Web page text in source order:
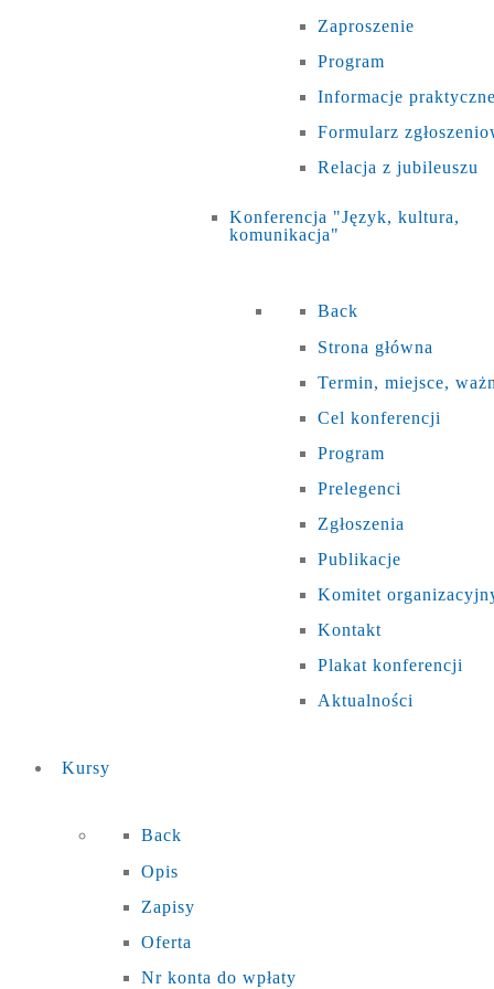
Zaproszenie
Program
Informacje
Formularz
Relacja z jubileuszu
Konferencja "Język, kultura,
komunikacja"
Back
Strona główna
Termin, miejsce,
Cel konferencji
Program
Prelegenci
Zgłoszenia
Publikacje
Komitet
Kontakt
Plakat konferencji
Aktualności
Kursy
Back
Opis
Zapisy
Oferta
Nr konta do wpłaty